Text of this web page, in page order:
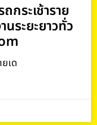
กระเช้าราย
ระยะยาวทั่ว
เด